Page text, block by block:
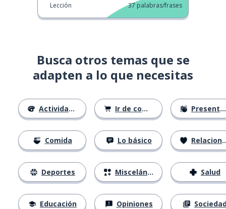
Lección 37 palabras/frases
Busca otros temas que se
adapten a lo que necesitas
Actividades
Comida
Deportes
Educación
Ir de compras
Lo básico
Misceláneo
Opiniones
Presentándose
Relaciones
Salud